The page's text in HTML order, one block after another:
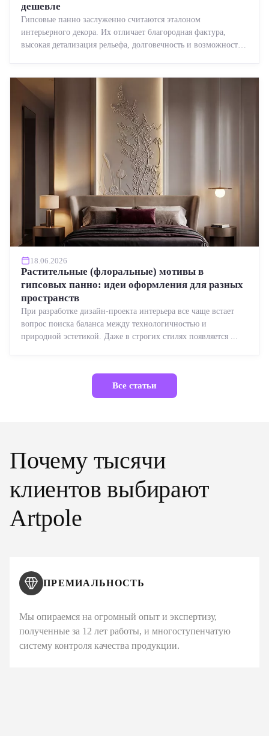
дешевле
Гипсовые панно заслуженно считаются эталоном
интерьерного декора. Их отличает благородная фактура,
высокая детализация рельефа, долговечность и возможность
18.06.2026
Растительные (флоральные) мотивы в
гипсовых панно: идеи оформления для разных
пространств
При разработке дизайн-проекта интерьера все чаще встает
вопрос поиска баланса между технологичностью и
природной эстетикой. Даже в строгих стилях появляется ...
Все статьи
Почему тысячи
клиентов выбирают
Artpole
ПРЕМИАЛЬНОСТЬ
Мы опираемся на огромный опыт и экспертизу,
полученные за 12 лет работы, и многоступенчатую
систему контроля качества продукции.